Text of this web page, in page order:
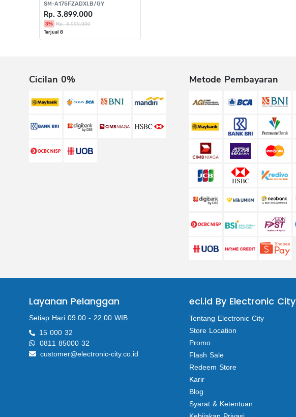
SM-A175FZADXI.B/GY
Rp. 3.899.000
3% Rp. 3.999.000
Terjual 8
Cicilan 0% Metode Pembayaran
Layanan Pelanggan
Setiap Hari 09.00 - 22.00 WIB
15 000 32
0811 85000 32
customer@electronic-city.co.id
eci.id By Electronic City
Tentang Electronic City
Store Location
Promo
Flash Sale
Redeem Store
Karir
Blog
Syarat & Ketentuan